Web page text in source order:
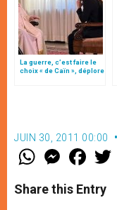
La guerre, c’est faire le
choix « de Caïn », déplore
JUIN 30, 2011 00:00
W
t
s
M
e
s
e
F
a
e
b
Share this Entry